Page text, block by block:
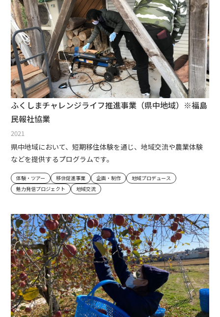
ふくしまチャレンジライフ推進事業（県中地域）※福島
民報社協業
2021
県中地域において、短期移住体験を通じ、地域交流や農業体験
などを提供するプログラムです。
体験・ツアー 移住促進事業 企画・制作
地域プロデュース
魅力発信プロジェクト
地域交流